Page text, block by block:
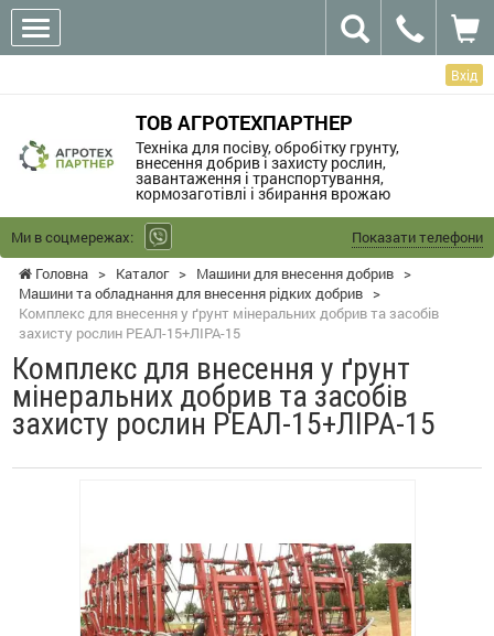
Вхід
ТОВ АГРОТЕХПАРТНЕР
Техніка для посіву, обробітку грунту,
внесення добрив і захисту рослин,
завантаження і транспортування,
кормозаготівлі і збирання врожаю
Ми в соцмережах:
Показати телефони
Головна > Каталог > Машини для внесення добрив >
Машини та обладнання для внесення рідких добрив >
Комплекс для внесення у ґрунт мінеральних добрив та засобів
захисту рослин РЕАЛ-15+ЛІРА-15
Комплекс для внесення у ґрунт
мінеральних добрив та засобів
захисту рослин РЕАЛ-15+ЛІРА-15